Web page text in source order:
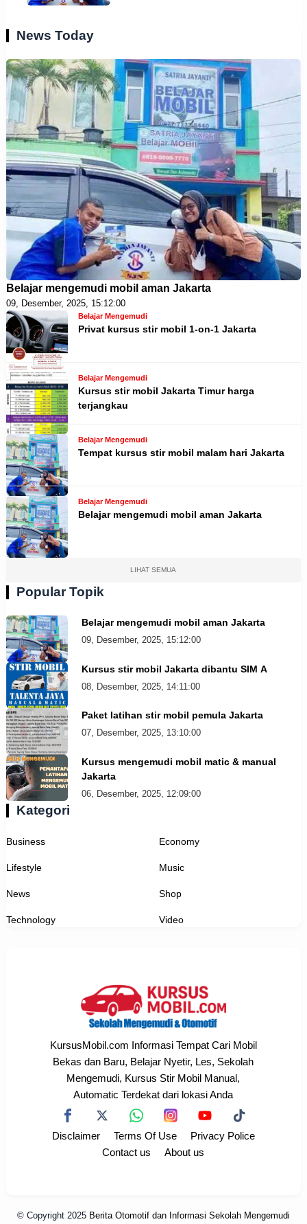
News Today
Belajar mengemudi mobil aman Jakarta
09, Desember, 2025, 15:12:00
Belajar Mengemudi
Privat kursus stir mobil 1-on-1 Jakarta
Belajar Mengemudi
Kursus stir mobil Jakarta Timur harga
terjangkau
Belajar Mengemudi
Tempat kursus stir mobil malam hari Jakarta
Belajar Mengemudi
Belajar mengemudi mobil aman Jakarta
LIHAT SEMUA
Popular Topik
Belajar mengemudi mobil aman Jakarta
09, Desember, 2025, 15:12:00
Kursus stir mobil Jakarta dibantu SIM A
08, Desember, 2025, 14:11:00
Paket latihan stir mobil pemula Jakarta
07, Desember, 2025, 13:10:00
Kursus mengemudi mobil matic & manual
Jakarta
06, Desember, 2025, 12:09:00
Kategori
Business Economy
Lifestyle Music
News Shop
Technology Video
KursusMobil.com Informasi Tempat Cari Mobil
Bekas dan Baru, Belajar Nyetir, Les, Sekolah
Mengemudi, Kursus Stir Mobil Manual,
Automatic Terdekat dari lokasi Anda
Disclaimer Terms Of Use
Privacy Police
Contact us
About us
© Copyright 2025 Berita Otomotif dan Informasi Sekolah Mengemudi